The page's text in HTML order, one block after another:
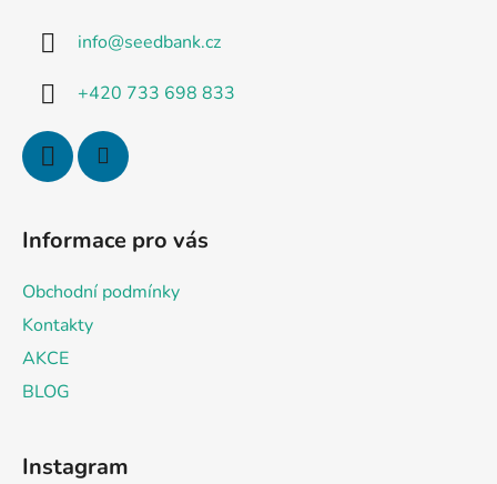
info@seedbank.cz
+420 733 698 833
Informace pro vás
Obchodní podmínky
Kontakty
AKCE
BLOG
Instagram